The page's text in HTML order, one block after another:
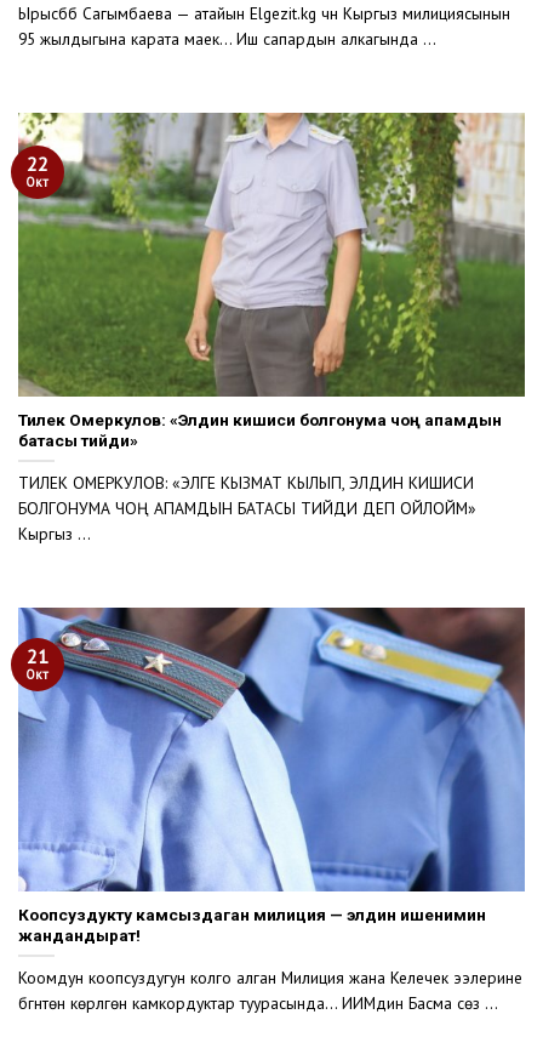
Ырысбүбү Сагымбаева — атайын Еlgezit.kg үчүн Кыргыз милициясынын
95 жылдыгына карата маек… Иш сапардын алкагында ...
Тилек Омеркулов: «Элдин кишиси болгонума чоң апамдын
батасы тийди»
ТИЛЕК ОМЕРКУЛОВ: «ЭЛГЕ КЫЗМАТ КЫЛЫП, ЭЛДИН КИШИСИ
БОЛГОНУМА ЧОҢ АПАМДЫН БАТАСЫ ТИЙДИ ДЕП ОЙЛОЙМ»
Кыргыз ...
22
Окт
Коопсуздукту камсыздаган милиция — элдин ишенимин
жандандырат!
Коомдун коопсуздугун колго алган Милиция жана Келечек ээлерине
бүгүнтөн көрүлгөн камкордуктар туурасында… ИИМдин Басма сөз ...
21
Окт